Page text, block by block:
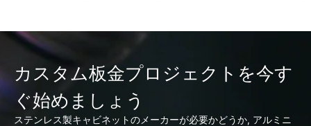
カスタム板金プロジェクトを今す
ぐ始めましょう
ステンレス製キャビネットのメーカーが必要かどうか, アルミニ